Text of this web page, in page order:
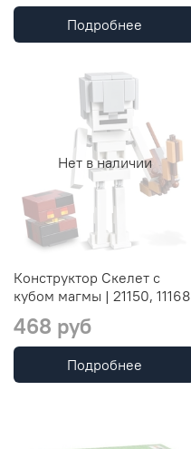
Подробнее
Нет в наличии
Конструктор Скелет с
кубом магмы | 21150, 11168
468 руб
Подробнее